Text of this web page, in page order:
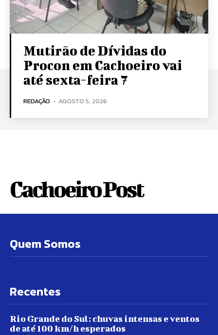
Mutirão de Dívidas do
Procon em Cachoeiro vai
até sexta-feira 7
REDAÇÃO - AGOSTO 5, 2026
Cachoeiro Post
Quem Somos
Recentes
Rio Grande do Sul: chuvas intensas e ventos
de até 100 km/h esperados